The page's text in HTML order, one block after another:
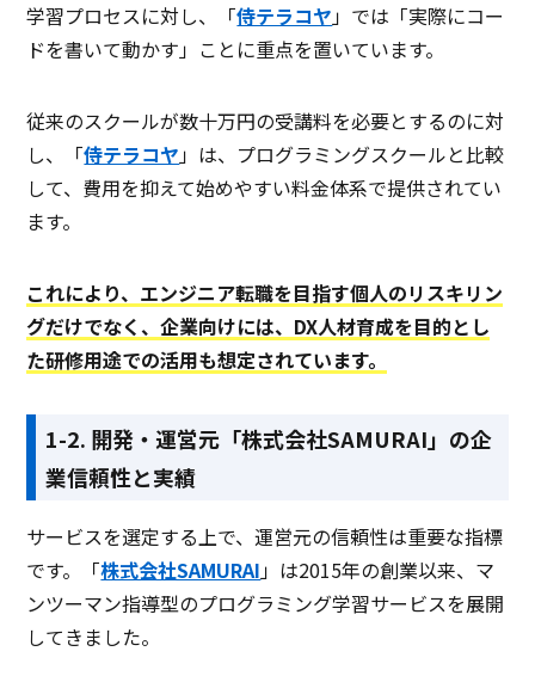
学習プロセスに対し、「侍テラコヤ」では「実際にコー
ドを書いて動かす」ことに重点を置いています。
従来のスクールが数十万円の受講料を必要とするのに対
し、「侍テラコヤ」は、プログラミングスクールと比較
して、費用を抑えて始めやすい料金体系で提供されてい
ます。
これにより、エンジニア転職を目指す個人のリスキリン
グだけでなく、企業向けには、DX人材育成を目的とし
た研修用途での活用も想定されています。
1-2. 開発・運営元「株式会社SAMURAI」の企
業信頼性と実績
サービスを選定する上で、運営元の信頼性は重要な指標
です。「株式会社SAMURAI」は2015年の創業以来、マ
ンツーマン指導型のプログラミング学習サービスを展開
してきました。